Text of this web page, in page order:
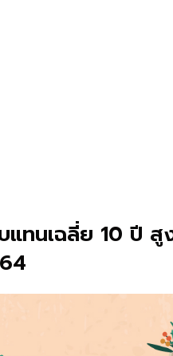
ทนเฉลี่ย 10 ปี สู